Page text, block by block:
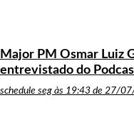
Major PM Osmar Luiz
entrevistado do
schedule seg às 19:43 de 27/